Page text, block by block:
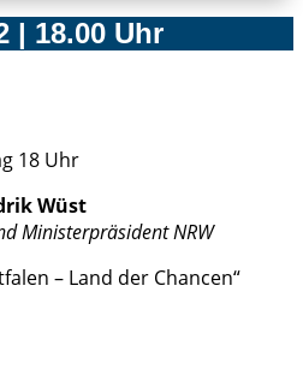
| 18.00 Uhr
18 Uhr
Wüst
Ministerpräsident NRW
– Land der Chancen“